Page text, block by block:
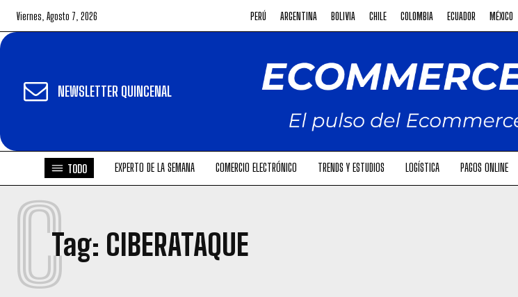
Viernes, Agosto 7, 2026 PERÚ ARGENTINA BOLIVIA CHILE COLOMBIA ECUADOR MÉXICO
NEWSLETTER QUINCENAL
TODO EXPERTO DE LA SEMANA COMERCIO ELECTRÓNICO TRENDS Y ESTUDIOS LOGÍSTICA PAGOS ONLINE
Tag: CIBERATAQUE
C